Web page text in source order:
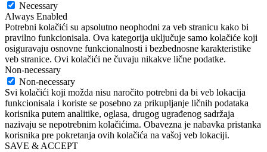
Necessary
Always Enabled
Potrebni kolačići su apsolutno neophodni za veb stranicu kako bi
pravilno funkcionisala. Ova kategorija uključuje samo kolačiće koji
osiguravaju osnovne funkcionalnosti i bezbednosne karakteristike
veb stranice. Ovi kolačići ne čuvaju nikakve lične podatke.
Non-necessary
Non-necessary
Svi kolačići koji možda nisu naročito potrebni da bi veb lokacija
funkcionisala i koriste se posebno za prikupljanje ličnih podataka
korisnika putem analitike, oglasa, drugog ugrađenog sadržaja
nazivaju se nepotrebnim kolačićima. Obavezna je nabavka pristanka
korisnika pre pokretanja ovih kolačića na vašoj veb lokaciji.
SAVE & ACCEPT